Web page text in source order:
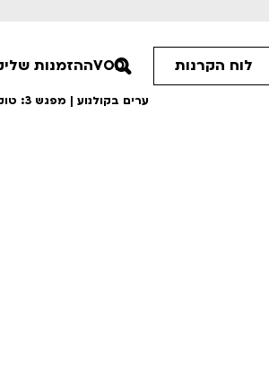
ההזמנות שליVOD לוח הקרנות
ערים בקולנוע | מפגש 3: טוקיו